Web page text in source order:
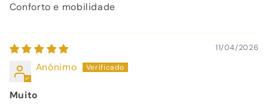
Conforto e mobilidade
11/04/2026
Anónimo
Muito